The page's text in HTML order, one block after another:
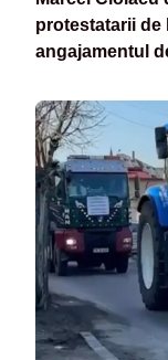
protestatarii de
angajamentul